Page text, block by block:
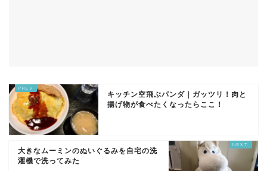
キッチン空飛ぶパンダ｜ガッツリ！肉と
揚げ物が食べたくなったらここ！
大きなムーミンのぬいぐるみを自宅の洗
濯機で洗ってみた